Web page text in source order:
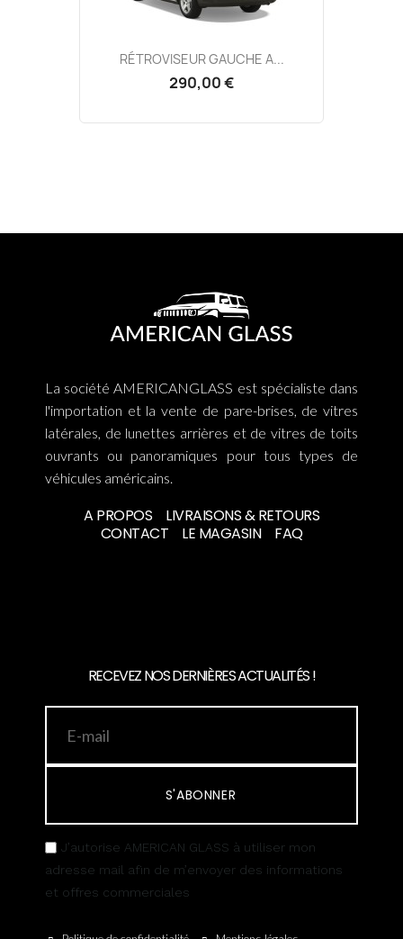
RÉTROVISEUR GAUCHE A...
290,00 €
La société AMERICANGLASS est spécialiste dans
l'importation et la vente de pare-brises, de vitres
latérales, de lunettes arrières et de vitres de toits
ouvrants ou panoramiques pour tous types de
véhicules américains.
A PROPOS
LIVRAISONS & RETOURS
CONTACT
LE MAGASIN FAQ
RECEVEZ NOS DERNIÈRES ACTUALITÉS !
S'ABONNER
J’autorise AMERICAN GLASS à utiliser mon
adresse mail afin de m’envoyer des informations
et offres commerciales